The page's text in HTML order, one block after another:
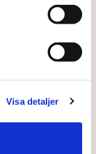
Visa detaljer
det gäller
för att inte
för öppen ridå.
verksamheten
för att